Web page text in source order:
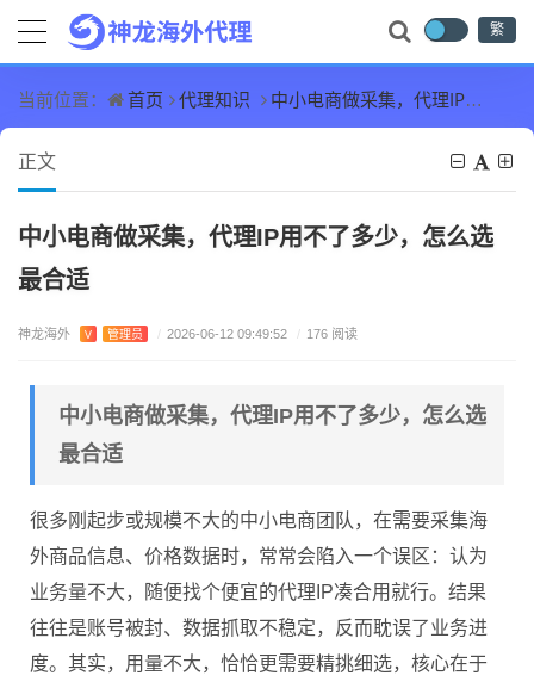
繁
当前位置： 首页 代理知识 中小电商做采集，代理IP用不了多少，怎么选最合适
正文
中小电商做采集，代理IP用不了多少，怎么选
最合适
神龙海外 V 管理员 / 2026-06-12 09:49:52 / 176 阅读
中小电商做采集，代理IP用不了多少，怎么选
最合适
很多刚起步或规模不大的中小电商团队，在需要采集海
外商品信息、价格数据时，常常会陷入一个误区：认为
业务量不大，随便找个便宜的代理IP凑合用就行。结果
往往是账号被封、数据抓取不稳定，反而耽误了业务进
度。其实，用量不大，恰恰更需要精挑细选，核心在于